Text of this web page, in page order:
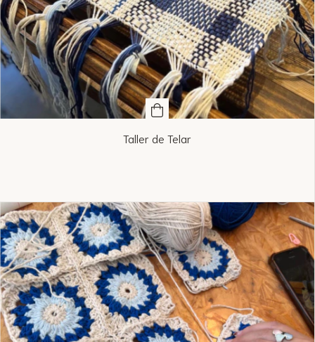
Taller de Telar